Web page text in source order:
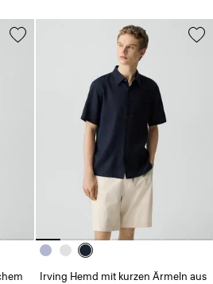
Irving Hemd mit kurzen Ärmeln aus